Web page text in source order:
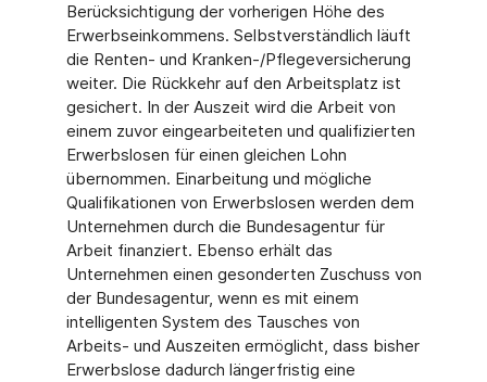
Berücksichtigung der vorherigen Höhe des
Erwerbseinkommens. Selbstverständlich läuft
die Renten- und Kranken-/Pflegeversicherung
weiter. Die Rückkehr auf den Arbeitsplatz ist
gesichert. In der Auszeit wird die Arbeit von
einem zuvor eingearbeiteten und qualifizierten
Erwerbslosen für einen gleichen Lohn
übernommen. Einarbeitung und mögliche
Qualifikationen von Erwerbslosen werden dem
Unternehmen durch die Bundesagentur für
Arbeit finanziert. Ebenso erhält das
Unternehmen einen gesonderten Zuschuss von
der Bundesagentur, wenn es mit einem
intelligenten System des Tausches von
Arbeits- und Auszeiten ermöglicht, dass bisher
Erwerbslose dadurch längerfristig eine